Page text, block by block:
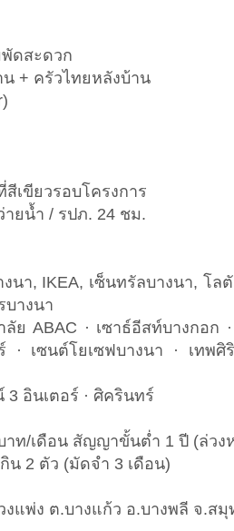
ดสะดวก
+ ครัวไทยหลังบ้าน
เขียวรอบโครงการ
ายน้ำ / รปภ. 24 ชม.
งนา, IKEA, เซ็นทรัลบางนา, โ
างนา
ย ABAC · เซาธ์อีสท์บางกอก
· เซนต์โยเซฟบางนา · เทพศิ
3 อินเตอร์ · ศิครินทร์
าท/เดือน สัญญาขั้นต่ำ 1 ปี (ล่วง
น 2 ตัว (มัดจำ 3 เดือน)
แพ่ง ต.บางแก้ว อ.บางพลี จ.สมุ